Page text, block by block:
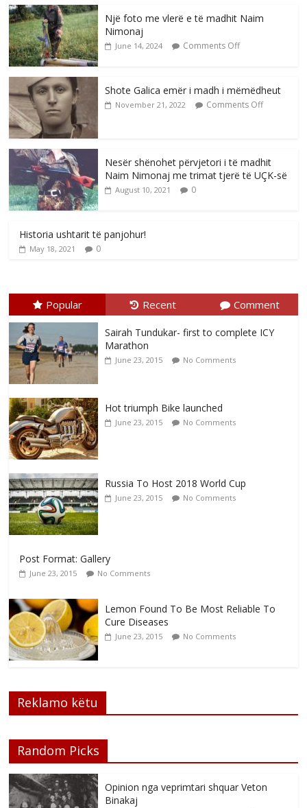
Një foto me vlerë e të madhit Naim
Nimonaj
June 14, 2024 Comments Off
Shote Galica emër i madh i mëmëdheut
November 21, 2022 Comments Off
Nesër shënohet përvjetori i të madhit
Naim Nimonaj me trimat tjerë të UÇK-së
August 10, 2021 0
Historia ushtarit të panjohur!
May 18, 2021 0
Popular Recent Comment
Sairah Tundukar- first to complete ICY
Marathon
June 23, 2015 No Comments
Hot triumph Bike launched
June 23, 2015 No Comments
Russia To Host 2018 World Cup
June 23, 2015 No Comments
Post Format: Gallery
June 23, 2015 No Comments
Lemon Found To Be Most Reliable To
Cure Diseases
June 23, 2015 No Comments
Reklamo këtu
Random Picks
Opinion nga veprimtari shquar Veton
Binakaj